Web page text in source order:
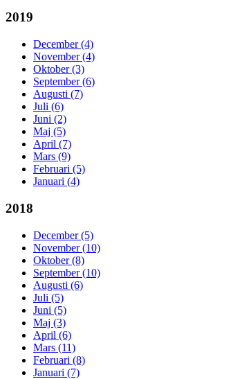
2019
December (4)
November (4)
Oktober (3)
September (6)
Augusti (7)
Juli (6)
Juni (2)
Maj (5)
April (7)
Mars (9)
Februari (5)
Januari (4)
2018
December (5)
November (10)
Oktober (8)
September (10)
Augusti (6)
Juli (5)
Juni (5)
Maj (3)
April (6)
Mars (11)
Februari (8)
Januari (7)